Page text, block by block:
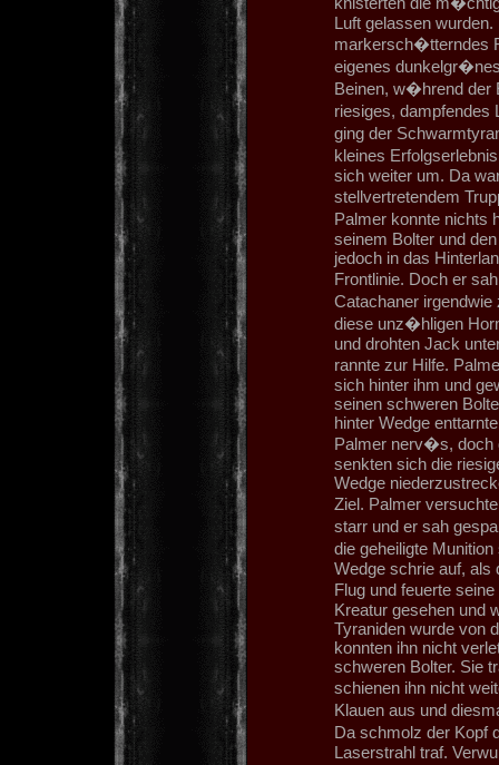
Luft gelassen
markersch�tterndes
eigenes
Beinen, w�hrend der
riesiges, dampfendes
ging der
kleines
sich weiter um. Da
stellvertretendem
Palmer konnte nichts
seinem Bolter und
jedoch in das
Frontlinie. Doch er
Catachaner
diese unz�hligen
und drohten Jack
rannte zur Hilfe.
sich hinter ihm und
seinen schweren
hinter Wedge
Palmer nerv�s, doch
senkten sich die
Wedge
Ziel. Palmer
starr und er sah
die geheiligte
Wedge schrie auf, als
Flug und feuerte
Kreatur gesehen und
Tyraniden wurde von
konnten ihn nicht
schweren Bolter. Sie
schienen ihn nicht
Klauen aus und
Da schmolz der Kopf
Laserstrahl traf.